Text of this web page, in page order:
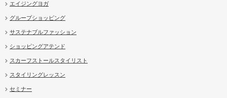
エイジングヨガ
グループショッピング
サステナブルファッション
ショッピングアテンド
スカーフストールスタイリスト
スタイリングレッスン
セミナー